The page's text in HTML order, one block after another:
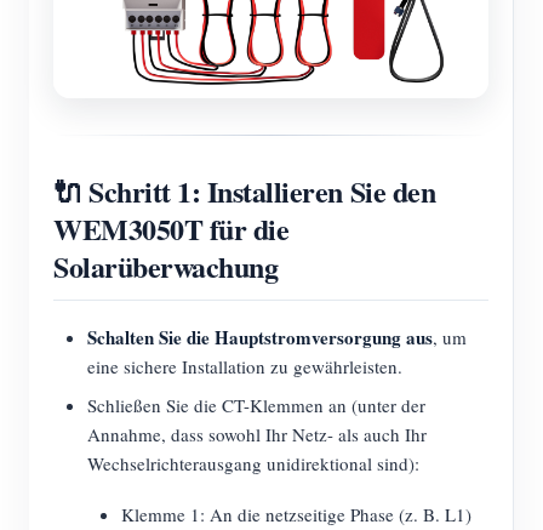
🔌 Schritt 1: Installieren Sie den
WEM3050T für die
Solarüberwachung
Schalten Sie die Hauptstromversorgung aus, um
eine sichere Installation zu gewährleisten.
Schließen Sie die CT-Klemmen an (unter der
Annahme, dass sowohl Ihr Netz- als auch Ihr
Wechselrichterausgang unidirektional sind):
Klemme 1: An die netzseitige Phase (z. B. L1)